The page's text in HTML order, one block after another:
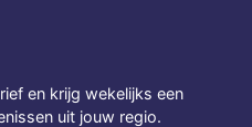
en krijg wekelijks een
uit jouw regio.